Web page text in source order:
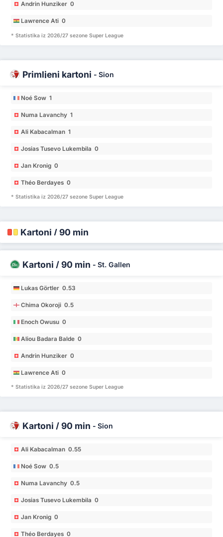
Andrin Hunziker 0
Lawrence Ati 0
* Statistika iz 2026/27 sezone Super League
Primljeni kartoni - Sion
Noé Sow 1
Numa Lavanchy 1
Ali Kabacalman 1
Josias Tusevo Lukembila 0
Jan Kronig 0
Théo Berdayes 0
* Statistika iz 2026/27 sezone Super League
Kartoni / 90 min
Kartoni / 90 min - St. Gallen
Lukas Görtler 0.53
Chima Okoroji 0.5
Enoch Owusu 0
Aliou Badara Balde 0
Andrin Hunziker 0
Lawrence Ati 0
* Statistika iz 2026/27 sezone Super League
Kartoni / 90 min - Sion
Ali Kabacalman 0.55
Noé Sow 0.5
Numa Lavanchy 0.5
Josias Tusevo Lukembila 0
Jan Kronig 0
Théo Berdayes 0